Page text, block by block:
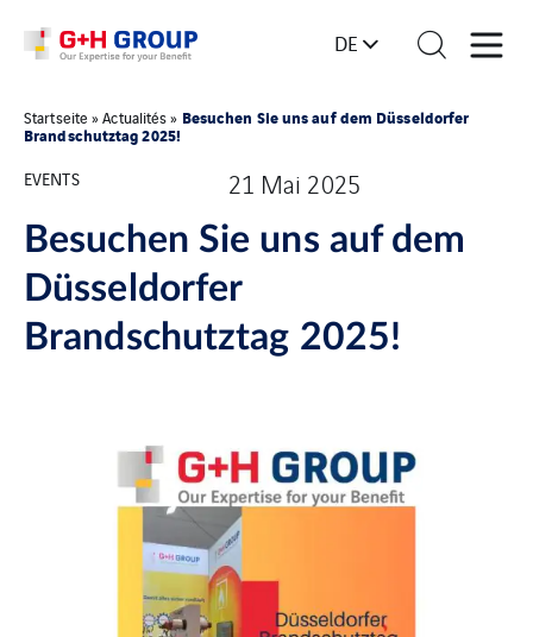
DE
Startseite »Actualités» Besuchen Sie uns auf dem Düsseldorfer
Brandschutztag 2025!
EVENTS
21 Mai 2025
Besuchen Sie uns auf dem
Düsseldorfer
Brandschutztag 2025!